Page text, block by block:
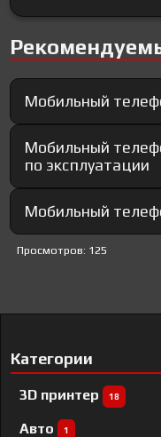
Мобильный
Мобильный
по эксплуатации
Мобильный
Просмотров: 125
Категории
3D принтер 18
Авто 1